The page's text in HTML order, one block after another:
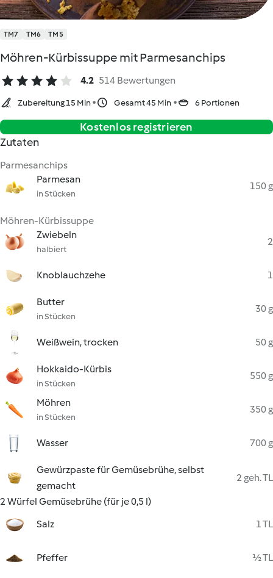
TM7 TM6 TM5
Möhren-Kürbissuppe mit Parmesanchips
4.2 514 Bewertungen
Zubereitung 15 Min Gesamt 45 Min 6 Portionen
Kostenlos registrieren
Zutaten
Parmesanchips
Parmesan
in Stücken
150 g
Möhren-Kürbissuppe
Zwiebeln
halbiert
2
Knoblauchzehe 1
Butter
in Stücken
30 g
Weißwein, trocken 50 g
Hokkaido-Kürbis
in Stücken
550 g
Möhren
in Stücken
350 g
Wasser 700 g
Gewürzpaste für Gemüsebrühe, selbst
gemacht
2 geh. TL
2 Würfel Gemüsebrühe (für je 0,5 l)
Salz
1 TL
Pfeffer ½ TL